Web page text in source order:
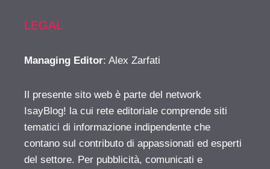
LEGAL
Managing Editor: Alex Zarfati
Il presente sito web è parte del network
IsayBlog! la cui rete editoriale comprende siti
tematici di informazione indipendente che
contano sul contributo di appassionati ed esperti
del settore. Per pubblicità, comunicati e